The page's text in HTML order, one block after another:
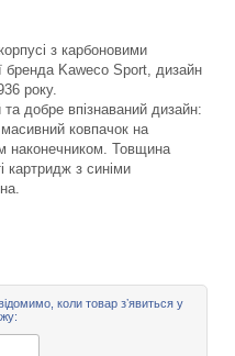
з карбоновими
бренда Kaweco Sport, дизайн
року.
добре впізнаваний дизайн:
ковпачок на
наконечником. Товщина
картридж з синіми
коли товар зʼявиться у